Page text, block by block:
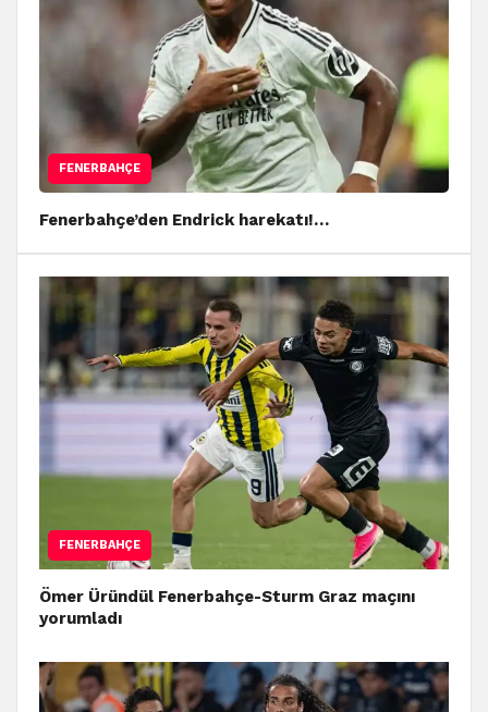
FENERBAHÇE
Fenerbahçe’den Endrick harekatı!…
FENERBAHÇE
Ömer Üründül Fenerbahçe-Sturm Graz maçını
yorumladı